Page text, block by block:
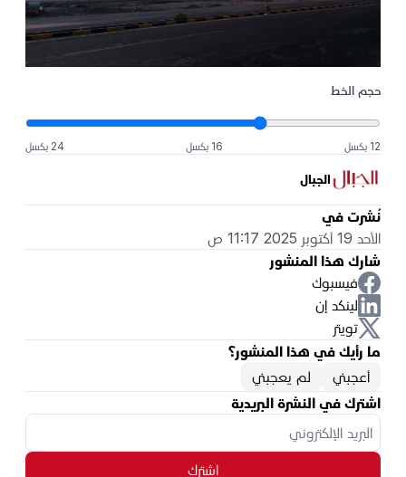
حجم الخط
12 بكسل 16 بكسل 24 بكسل
الجبال
نُشرت في
الأحد 19 أكتوبر 2025 11:17 ص
شارك هذا المنشور
فيسبوك
لينكد إن
تويتر
ما رأيك في هذا المنشور؟
أعجبني
لم يعجبني
اشترك في النشرة البريدية
اشترك